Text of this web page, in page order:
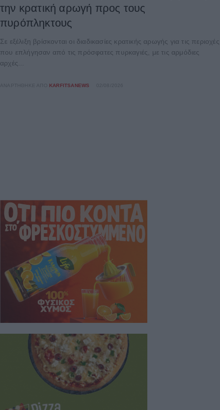
την κρατική αρωγή προς τους
πυρόπληκτους
Σε εξέλιξη βρίσκονται οι διαδικασίες κρατικής αρωγής για τις περιοχές
που επλήγησαν από τις πρόσφατες πυρκαγιές, με τις αρμόδιες
αρχές...
ΑΝΑΡΤΉΘΗΚΕ ΑΠΌ KARFITSANEWS